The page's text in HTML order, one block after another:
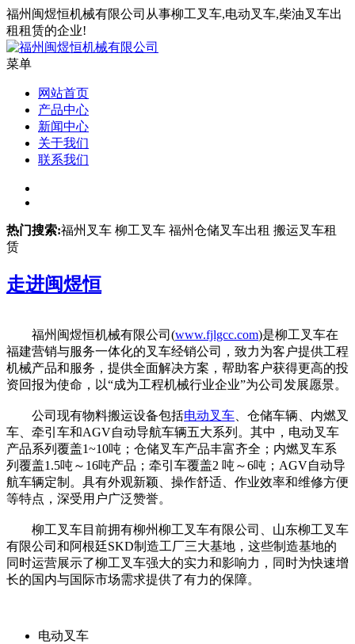
福州闽煜恒机械有限公司从事柳工叉车,电动叉车,柴油叉车出
租租赁的企业!
菜单
网站首页
产品中心
新闻中心
关于我们
联系我们
热门搜索:福州叉车 柳工叉车 福州仓储叉车出租 搬运叉车租
赁
走进闽煜恒
福州闽煜恒机械有限公司(www.fjlgcc.com)是柳工叉车在
福建营销与服务一体化的叉车经销公司，致力为客户提供工程
机械产品和服务，提供全面解决方案，帮助客户获得更高的投
资回报为使命，以“成为工程机械行业企业”为公司发展愿景。
公司现有物料搬运设备包括电动叉车 、仓储车辆、内燃叉
车、牵引车和AGV自动导航车辆五大系列。其中，电动叉车
产品系列覆盖1~10吨；仓储叉车产品丰富齐全；内燃叉车系
列覆盖1.5吨～16吨产品；牵引车覆盖2 吨～6吨；AGV自动导
航车辆定制。具有外观新颖、操作舒适、作业效率和维修方便
等特点，深受用户广泛赞誉。
柳工叉车目前拥有柳州柳工叉车有限公司、山东柳工叉车
有限公司和阿根廷SKD制造工厂三大基地，这些制造基地的
同时运营展示了柳工叉车强大的实力和影响力，同时为快速增
长的国内与国际市场需求提供了有力的保障。
电动叉车